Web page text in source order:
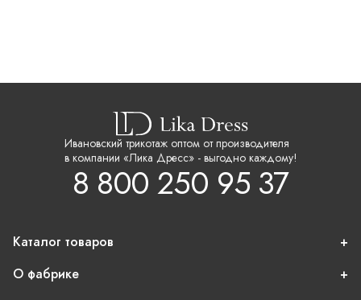
Ивановский трикотаж оптом от производителя
в компании «Лика Дресс» - выгодно каждому!
8 800 250 95 37
Каталог товаров
О фабрике